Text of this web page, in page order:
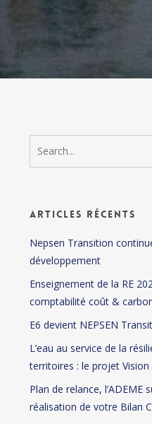
Articles récents
Nepsen Transition
développement
Enseignement de la RE
comptabilité coût &
E6 devient NEPSEN
L’eau au service de la
territoires : le projet Vision
Plan de relance, l’ADEME
réalisation de votre Bilan